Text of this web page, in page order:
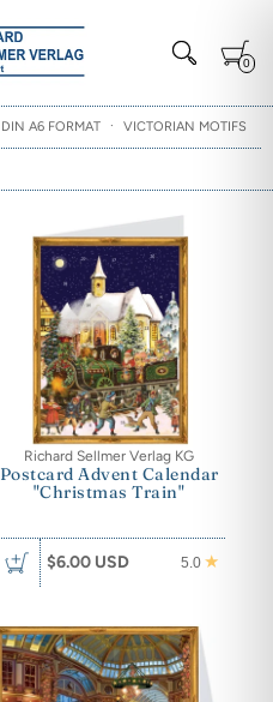
0
DIN A6 FORMAT · VICTORIAN MOTIFS
Richard Sellmer Verlag KG
Postcard Advent Calendar
"Christmas Train"
$6.00 USD 5.0